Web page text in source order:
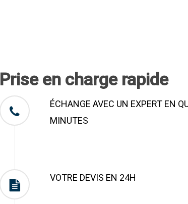
Prise en charge rapide
ÉCHANGE AVEC UN EXPERT EN
MINUTES
VOTRE DEVIS EN 24H